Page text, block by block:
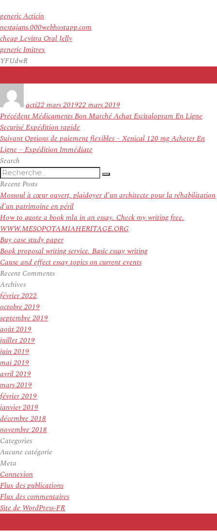
generic Acticin
nestajans.000webhostapp.com
cheap Levitra Oral Jelly
generic Imitrex
YFUdwR
actile
22 mars 201922 mars 2019
Navigation
de
l’article
PrécédentArticle
précédent :
Médicaments Bon Marché Achat Escitalopram En Ligne
Securisé Expédition rapide
Suivant Article
suivant :
Options de paiement flexibles – Xenical 120 mg Acheter En
Ligne – Expédition Immédiate
Search
Recherche
pour
:
Recherche
Recent Posts
Mossoul à cœur ouvert, plaidoyer d’un architecte pour la réhabilitation
d’un patrimoine en péril
How to quote a book mla in an essay. Check my writing free.
WWW.MESOPOTAMIAHERITAGE.ORG
Buy case study paper
Book proposal writing service. Basic essay writing
Cause and effect essay topics on current events
Recent Comments
Archives
février 2022
octobre 2019
septembre 2019
août 2019
juillet 2019
juin 2019
mai 2019
avril 2019
mars 2019
février 2019
janvier 2019
décembre 2018
novembre 2018
Categories
Aucune catégorie
Meta
Connexion
Flux des publications
Flux des commentaires
Site de WordPress-FR